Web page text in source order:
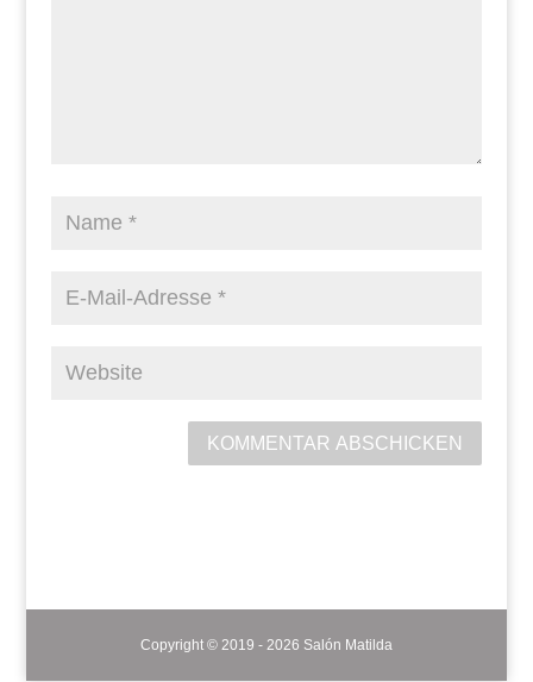
KOMMENTAR ABSCHICKEN
Copyright © 2019 - 2026 Salón Matilda